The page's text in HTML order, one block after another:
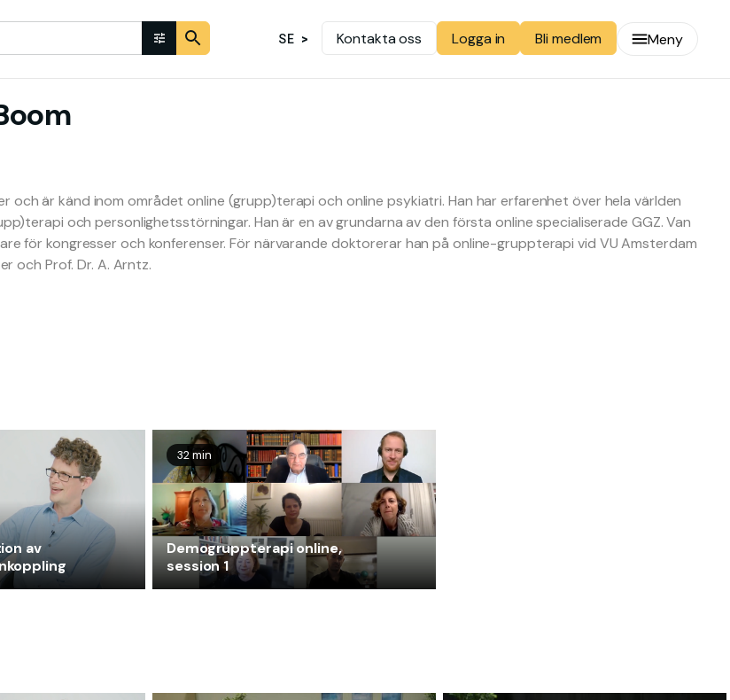
SE Kontakta oss Logga in Bli medlem Meny
och är känd inom området online (grupp)terapi och online psykiatri. Han har erfarenhet över hela världen
och personlighetsstörningar. Han är en av grundarna av den första online specialiserade GGZ. Van
för kongresser och konferenser. För närvarande doktorerar han på online-gruppterapi vid VU Amsterdam
och Prof. Dr. A. Arntz.
av
32 min
Demogruppterapi online,
session 1